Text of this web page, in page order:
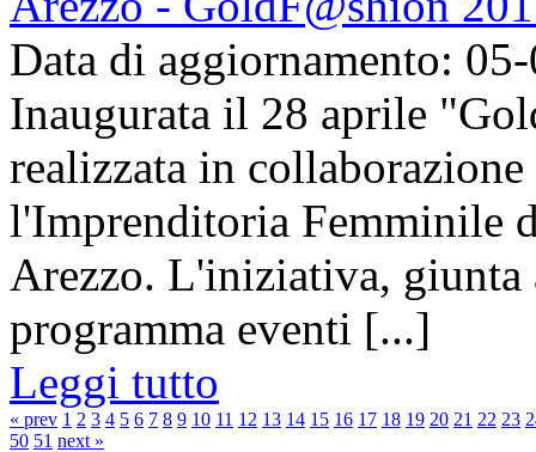
Data di aggiornamento:
Inaugurata il 28 aprile
realizzata in
l'Imprenditoria Femminile
Arezzo. L'iniziativa, giunta
programma eventi [...]
Leggi tutto
« prev 1 2 3 4 5 6 7 8 9 10 11 12 13 14 15 16 17 18 19 20 21 22 23
50 51 next »